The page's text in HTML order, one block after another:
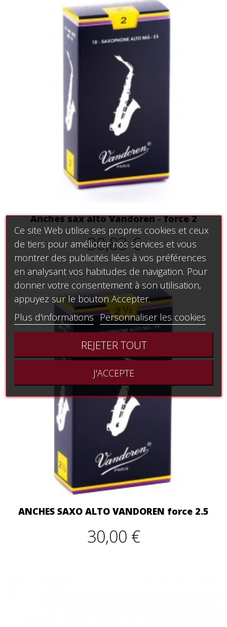
Anches sax alto Vandoren - force 2
30,83 €
ANCHES SAXO ALTO VANDOREN force 2.5
30,00 €
Ce site Web utilise ses propres cookies et ceux
de tiers pour améliorer nos services et vous
montrer des publicités liées à vos préférences
en analysant vos habitudes de navigation. Pour
donner votre consentement à son utilisation,
appuyez sur le bouton Accepter.
Plus d'informations Personnaliser les cookies
REJETER TOUT
J'ACCEPTE